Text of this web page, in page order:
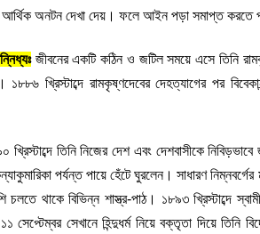
আর্থিক অনটন দেখা দেয়। ফলে আইন পড়া সমাপ্ত করতে
জীবনের একটি কঠিন ও জটিল সময়ে এসে তিনি
১৮৮৬ খ্রিস্টাব্দে রামকৃষ্ণদেবের দেহত্যাগের পর
খ্রিস্টাব্দে তিনি নিজের দেশ এবং দেশবাসীকে
পর্যন্ত পায়ে হেঁটে ঘুরলেন। সাধারণ
চলতে থাকে বিভিন্ন শাস্ত্র-পাঠ। ১৮৯৩ খ্রিস্টাব্দে
সেপ্টেম্বর সেখানে হিন্দুধর্ম নিয়ে বক্তৃতা দিয়ে